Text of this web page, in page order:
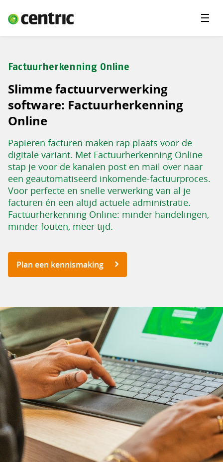
Oplossingen
Contact
Careers
Insights
Factuurherkenning Online
Slimme factuurverwerking
software: Factuurherkenning
Online
Papieren facturen maken rap plaats voor de
digitale variant. Met Factuurherkenning Online
stap je voor de kanalen post en mail over naar
een geautomatiseerd inkomende-factuurproces.
Voor perfecte en snelle verwerking van al je
facturen én een altijd actuele administratie.
Factuurherkenning Online: minder handelingen,
minder fouten, meer tijd.
Plan een kennismaking